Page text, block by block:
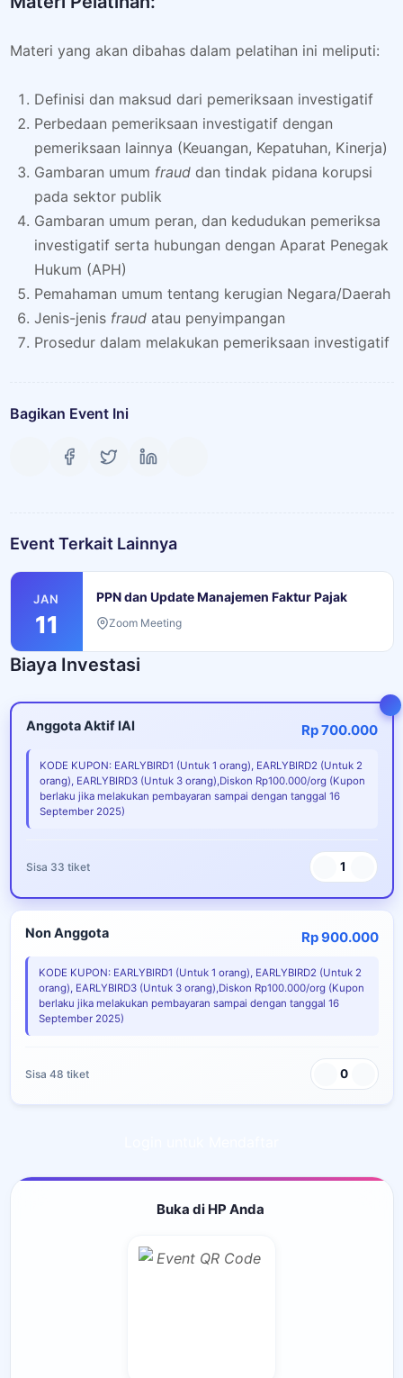
Materi yang akan dibahas dalam pelatihan ini meliputi:
Definisi dan maksud dari pemeriksaan investigatif
Perbedaan pemeriksaan investigatif dengan
pemeriksaan lainnya (Keuangan, Kepatuhan, Kinerja)
Gambaran umum frauddan tindak pidana korupsi
pada sektor publik
Gambaran umum peran, dan kedudukan pemeriksa
investigatif serta hubungan dengan Aparat Penegak
Hukum (APH)
Pemahaman umum tentang kerugian Negara/Daerah
Jenis-jenis fraudatau penyimpangan
Prosedur dalam melakukan pemeriksaan investigatif
Bagikan Event Ini
Event Terkait Lainnya
JAN
11
PPN dan Update Manajemen Faktur Pajak
Zoom Meeting
Biaya Investasi
Anggota Aktif IAI Rp 700.000
KODE KUPON: EARLYBIRD1 (Untuk 1 orang), EARLYBIRD2 (Untuk 2
orang), EARLYBIRD3 (Untuk 3 orang),Diskon Rp100.000/org (Kupon
berlaku jika melakukan pembayaran sampai dengan tanggal 16
September 2025)
Sisa 33 tiket 1
Non Anggota Rp 900.000
KODE KUPON: EARLYBIRD1 (Untuk 1 orang), EARLYBIRD2 (Untuk 2
orang), EARLYBIRD3 (Untuk 3 orang),Diskon Rp100.000/org (Kupon
berlaku jika melakukan pembayaran sampai dengan tanggal 16
September 2025)
Sisa 48 tiket 0
Buka di HP Anda